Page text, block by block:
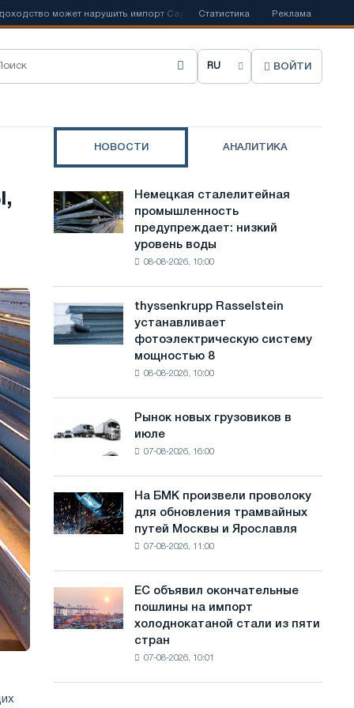
может нарушить импорт Саудовской стали Испанский
Статистика Реклама
В
б
т
ь
я
з
ы
к
й
ВОЙТИ
НОВОСТИ АНАЛИТИКА
Немецкая
сталелитейная
промышленность
предупреждает:
угрожает
безопасности
Немецкая сталелитейная
промышленность
предупреждает: низкий
уровень воды
08-08-2026, 10:00
thyssenkrupp
Rasselstein
устанавливает
фотоэлектрическую
МВт
целей
обезуглероживания
thyssenkrupp Rasselstein
устанавливает
фотоэлектрическую систему
мощностью 8
08-08-2026, 10:00
Рынок
новых
грузовиков
Рынок новых грузовиков в
июле
07-08-2026, 16:00
На
БМК
произвели
трамвайных
путей
На БМК произвели проволоку
для обновления трамвайных
путей Москвы и Ярославля
07-08-2026, 11:00
объявил
окончательные
ЕС объявил окончательные
пошлины на импорт
холоднокатаной стали из пяти
стран
07-08-2026, 10:01